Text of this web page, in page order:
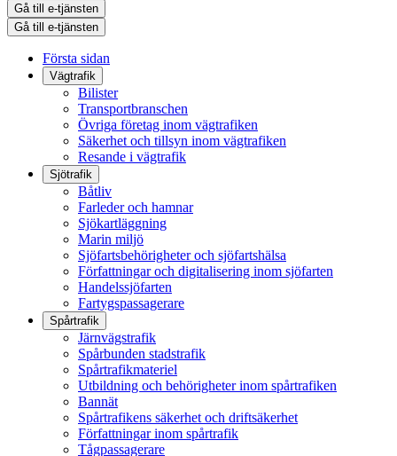
Gå till e-tjänsten
Gå till e-tjänsten
Första sidan
Vägtrafik
Bilister
Transportbranschen
Övriga företag inom vägtrafiken
Säkerhet och tillsyn inom vägtrafiken
Resande i vägtrafik
Sjötrafik
Båtliv
Farleder och hamnar
Sjökartläggning
Marin miljö
Sjöfartsbehörigheter och sjöfartshälsa
Författningar och digitalisering inom sjöfarten
Handelssjöfarten
Fartygspassagerare
Spårtrafik
Järnvägstrafik
Spårbunden stadstrafik
Spårtrafikmateriel
Utbildning och behörigheter inom spårtrafiken
Bannät
Spårtrafikens säkerhet och driftsäkerhet
Författningar inom spårtrafik
Tågpassagerare